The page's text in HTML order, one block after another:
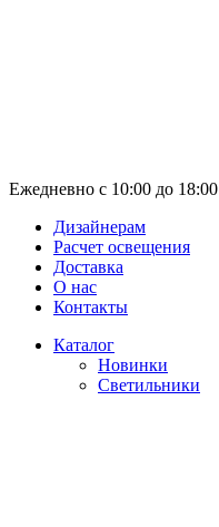
Ежедневно с 10:00 до 18:00
Дизайнерам
Расчет освещения
Доставка
О нас
Контакты
Каталог
Новинки
Светильники